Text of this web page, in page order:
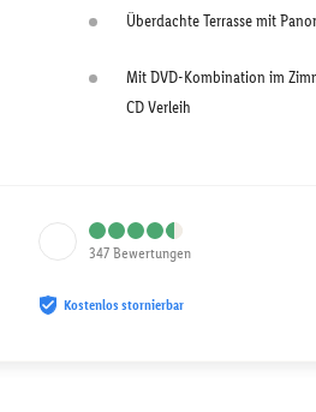
Überdachte Terrasse mit
Mit DVD-Kombination im
CD Verleih
347 Bewertungen
Kostenlos stornierbar